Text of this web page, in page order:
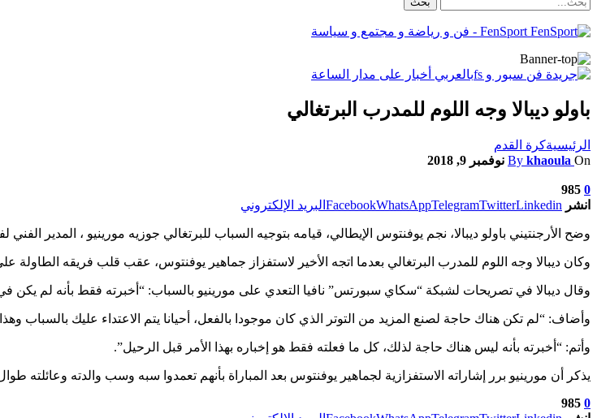
FenSport - فن و رياضة و مجتمع و سياسة
باولو ديبالا وجه اللوم للمدرب البرتغالي
الرئيسيةكرة القدم
By khaoula On نوفمبر 9, 2018
0
985
انشر
FacebookWhatsAppTelegramTwitterLinkedin البريد الإلكتروني
وضح الأرجنتيني باولو ديبالا، نجم يوفنتوس الإيطالي، قيامه بتوجيه السباب للبرتغالي جوزيه مورينيو ، المدير
وكان ديبالا وجه اللوم للمدرب البرتغالي بعدما اتجه الأخير لاستفزاز جماهير يوفنتوس، عقب قلب فريقه الطاولة على أصحاب الأرض والفوز عليهم 2-1، في الجولة
وقال ديبالا في تصريحات لشبكة “سكاي سبورتس” نافيا التعدي على مورينيو بالسباب: “أخبرته فقط بأنه لم يكن
وأضاف: “لم تكن هناك حاجة لصنع المزيد من التوتر الذي كان موجودا بالفعل، أحيانا يتم الاعتداء عليك بالسباب
وأتم: “أخبرته بأنه ليس هناك حاجة لذلك، كل ما فعلته فقط هو إخباره بهذا الأمر قبل الرحيل”.
يذكر أن مورينيو برر إشاراته الاستفزازية لجماهير يوفنتوس بعد المباراة بأنهم تعمدوا سبه وسب والدته وعائلته طوال
0
985